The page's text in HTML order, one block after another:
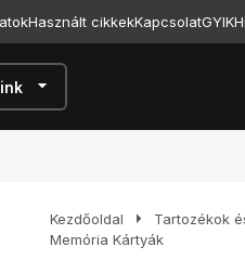
Használt cikkekKapcsolatGYIK
arrow_drop_down
Kezdőoldal arrow_right Tartozékok
Memória Kártyák